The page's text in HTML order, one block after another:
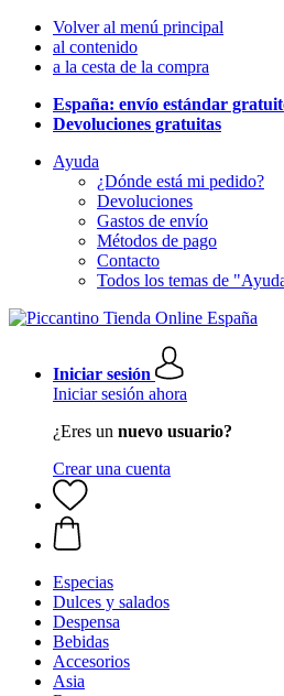
Volver al menú principal
al contenido
a la cesta de la compra
España: envío estándar
Devoluciones gratuitas
Ayuda
¿Dónde está mi pedido?
Devoluciones
Gastos de envío
Métodos de pago
Contacto
Todos los temas de
Iniciar sesión
Iniciar sesión ahora
¿Eres un nuevo usuario?
Crear una cuenta
Especias
Dulces y salados
Despensa
Bebidas
Accesorios
Asia